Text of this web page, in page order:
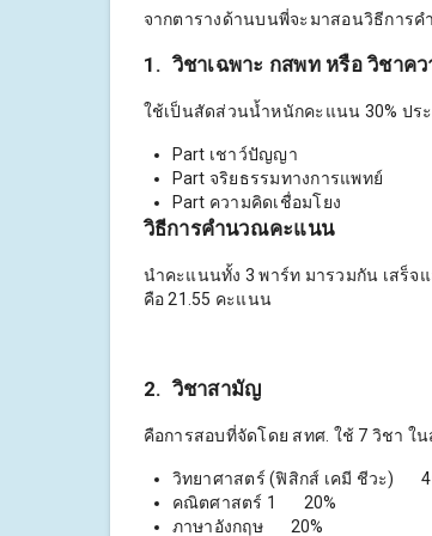
จากตารางด้านบนพี่จะมาสอนวิธีการ
1. วิชาเฉพาะ กสพทหรือ วิชาค
ใช้เป็นสัดส่วนน้ำหนักคะแนน 30% ประ
Part เชาว์ปัญญา
Part จริยธรรมทางการแพทย์
Part ความคิดเชื่อมโยง
วิธีการคำนวณคะแนน
นำคะแนนทั้ง 3 พาร์ท มารวมกัน เสร็
คือ 21.55 คะแนน
2. วิชาสามัญ
คือการสอบที่จัดโดย สทศ. ใช้ 7 วิชา
วิทยาศาสตร์ (ฟิสิกส์ เคมี ชีวะ)
คณิตศาสตร์ 1 20%
ภาษาอังกฤษ 20%